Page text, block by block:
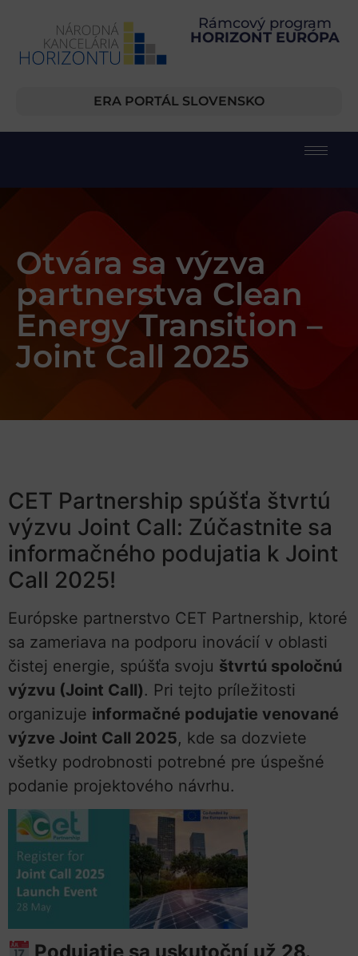
Rámcový program
HORIZONT EURÓPA
ERA PORTÁL SLOVENSKO
Otvára sa výzva
partnerstva Clean
Energy Transition –
Joint Call 2025
CET Partnership spúšťa štvrtú
výzvu Joint Call: Zúčastnite sa
informačného podujatia k Joint
Call 2025!
Európske partnerstvo CET Partnership, ktoré
sa zameriava na podporu inovácií v oblasti
čistej energie, spúšťa svoju štvrtú spoločnú
výzvu (Joint Call). Pri tejto príležitosti
organizuje informačné podujatie venované
výzve Joint Call 2025, kde sa dozviete
všetky podrobnosti potrebné pre úspešné
podanie projektového návrhu.
Podujatie sa uskutoční už 28.